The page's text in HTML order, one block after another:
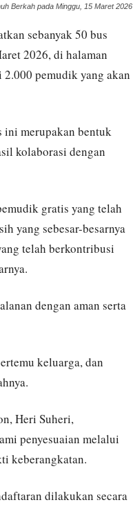
Berkah pada Minggu, 15 Maret 2026
sebanyak 50 bus
2026, di halaman
pemudik yang akan
ini merupakan bentuk
kolaborasi dengan
gratis yang telah
yang sebesar-besarnya
telah berkontribusi
dengan aman serta
keluarga, dan
Heri Suheri,
penyesuaian melalui
keberangkatan.
dilakukan secara